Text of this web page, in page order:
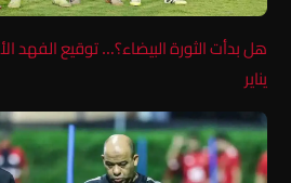
هل بدأت الثورة البيضاء؟… توقيع الفهد
يناير